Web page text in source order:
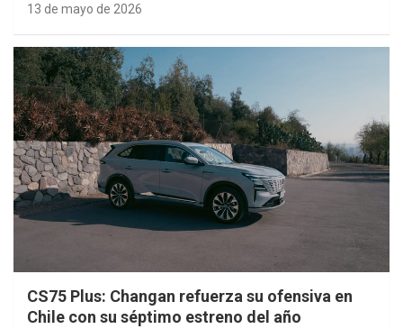
13 de mayo de 2026
CS75 Plus: Changan refuerza su ofensiva en
Chile con su séptimo estreno del año